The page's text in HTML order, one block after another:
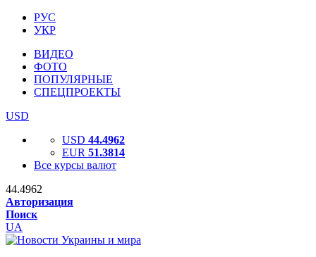
РУС
УКР
ВИДЕО
ФОТО
ПОПУЛЯРНЫЕ
СПЕЦПРОЕКТЫ
USD
USD 44.4962
EUR 51.3814
Все курсы валют
44.4962
Авторизация
Поиск
UA